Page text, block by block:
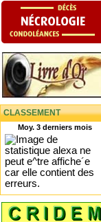
CLASSEMENT
Moy. 3 derniers mois